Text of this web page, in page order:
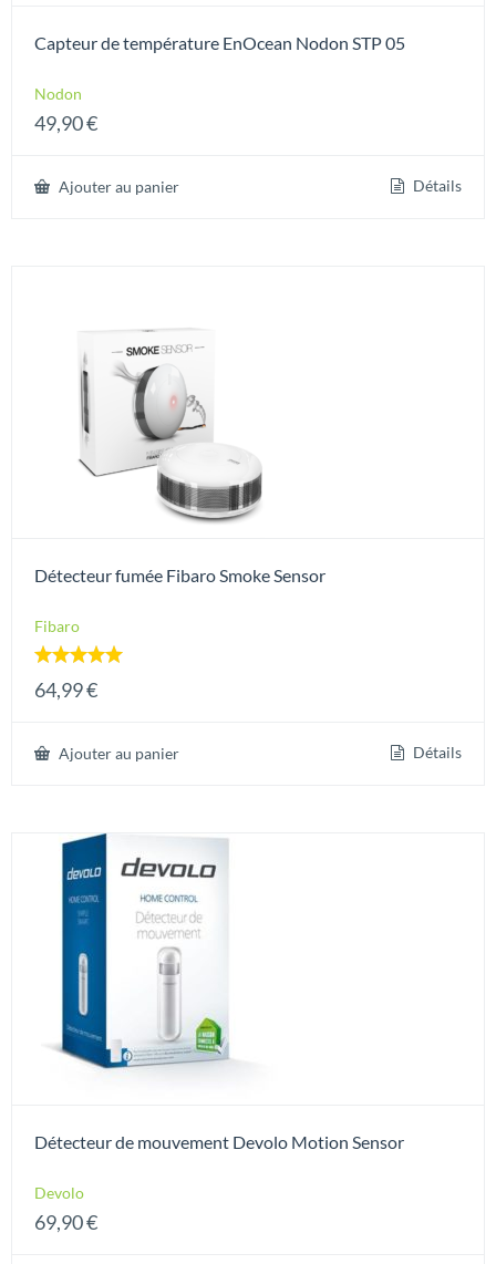
Capteur de température EnOcean Nodon STP 05
Nodon
49,90€
Ajouter au panier Détails
Détecteur fumée Fibaro Smoke Sensor
Fibaro
5.00
64,99€
Ajouter au panier Détails
Détecteur de mouvement Devolo Motion Sensor
Devolo
69,90€